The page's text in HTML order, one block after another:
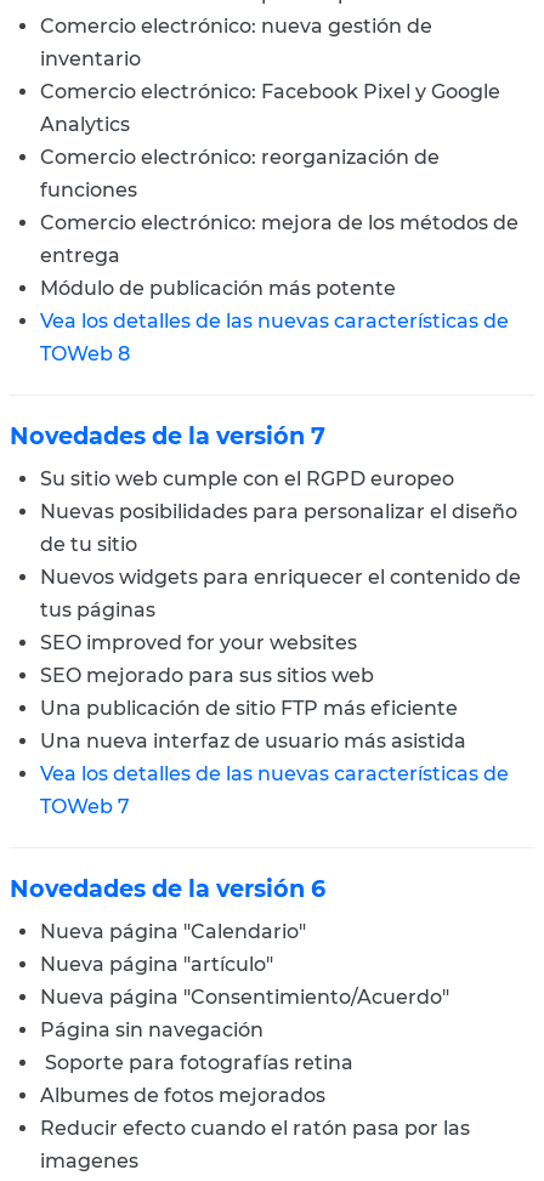
Comercio electrónico: nueva gestión de
inventario
Comercio electrónico: Facebook Pixel y Google
Analytics
Comercio electrónico: reorganización de
funciones
Comercio electrónico: mejora de los métodos de
entrega
Módulo de publicación más potente
Vea los detalles de las nuevas características de
TOWeb 8
Novedades de la versión 7
Su sitio web cumple con el RGPD europeo
Nuevas posibilidades para personalizar el diseño
de tu sitio
Nuevos widgets para enriquecer el contenido de
tus páginas
SEO improved for your websites
SEO mejorado para sus sitios web
Una publicación de sitio FTP más eficiente
Una nueva interfaz de usuario más asistida
Vea los detalles de las nuevas características de
TOWeb 7
Novedades de la versión 6
Nueva página "Calendario"
Nueva página "artículo"
Nueva página "Consentimiento/Acuerdo"
Página sin navegación
Soporte para fotografías retina
Albumes de fotos mejorados
Reducir efecto cuando el ratón pasa por las
imagenes